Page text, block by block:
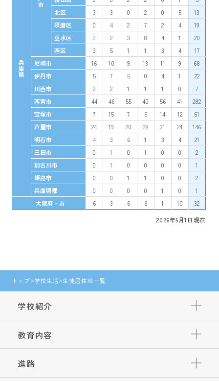
兵庫県
北区
3 3 0 2 0 5
13
須磨区
0 4 2 7 2 4
19
垂水区
2 2 3 8 4 1
20
西区
3 5 1 1 3 4
17
尼崎市
16 10 9 13 11 9
68
伊丹市
5 7 5 0 4 1
22
川西市
2 2 1 1 1 0
7
西宮市
44 46 55 40 56 41
282
宝塚市
7 15 7 6 14 12
61
芦屋市
24 19 20 28 31 24
146
明石市
4 3 6 1 3 4
21
三田市
0 1 0 1 0 0
2
加古川市
0 1 0 0 0 0
1
姫路市
0 0 1 1 0 0
2
兵庫県郡
0 0 0 0 1 0
1
大阪府・市
6 3 6 6 1 10
32
2026年5月1日現在
トップ 学校生活 生徒居住地一覧
学校紹介
教育内容
進路